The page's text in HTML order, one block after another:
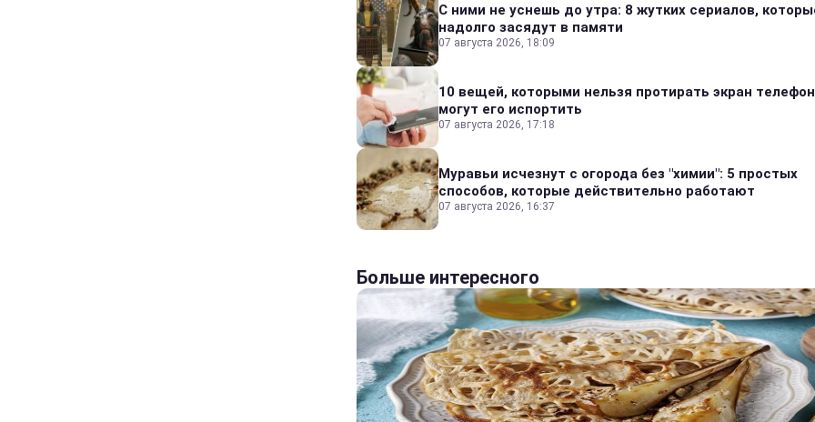
С ними не уснешь до утра: 8 жутких сериалов,
надолго засядут в памяти
07 августа 2026, 18:09
10 вещей, которыми нельзя протирать экран
могут его испортить
07 августа 2026, 17:18
Муравьи исчезнут с огорода без "химии": 5 простых
способов, которые действительно работают
07 августа 2026, 16:37
Больше интересного